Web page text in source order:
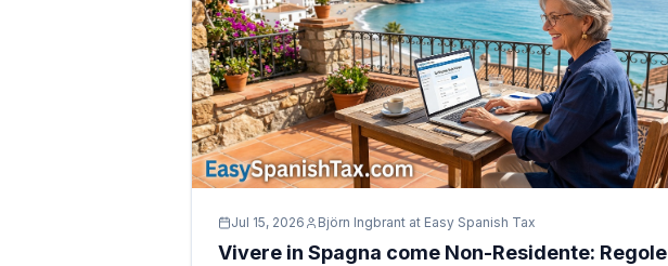
Jul 15, 2026 Björn Ingbrant at Easy Spanish Tax
Vivere in Spagna come Non-Residente: Regole